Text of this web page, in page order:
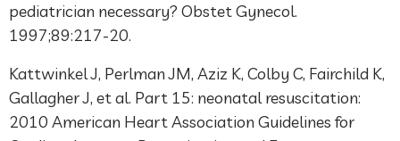
pediatrician necessary? Obstet Gynecol.
1997;89:217-20.
Kattwinkel J, Perlman JM, Aziz K, Colby C, Fairchild K,
Gallagher J, et al. Part 15: neonatal resuscitation:
2010 American Heart Association Guidelines for